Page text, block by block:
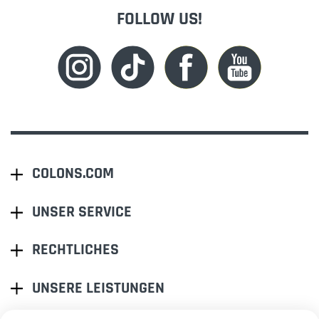
FOLLOW US!
COLONS.COM
UNSER SERVICE
RECHTLICHES
UNSERE LEISTUNGEN